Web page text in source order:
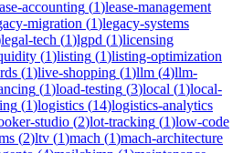
accounting (1)lease-management
migration (1)legacy-systems
legal-tech (1)lgpd (1)licensing
(1)listing (1)listing-optimization
(1)live-shopping (1)llm (4)llm-
(1)load-testing (3)local (1)local-
(1)logistics (14)logistics-analytics
studio (2)lot-tracking (1)low-code
(2)ltv (1)mach (1)mach-architecture